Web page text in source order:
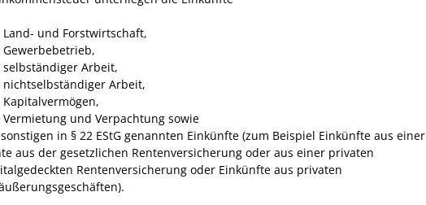
Land- und Forstwirtschaft,
Gewerbebetrieb,
selbständiger Arbeit,
nichtselbständiger Arbeit,
Kapitalvermögen,
Vermietung und Verpachtung sowie
in § 22 EStG genannten Einkünfte (zum Beispiel Einkünfte aus einer
aus der gesetzlichen Rentenversicherung oder aus einer privaten
Rentenversicherung oder Einkünfte aus privaten